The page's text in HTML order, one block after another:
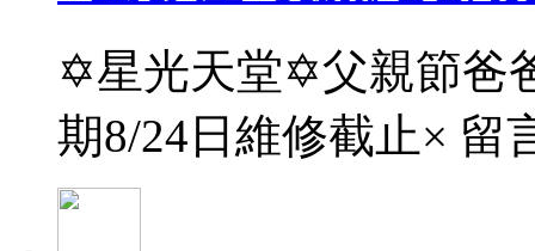
✡星光天堂✡父親節爸
期8/24日維修截止× 留